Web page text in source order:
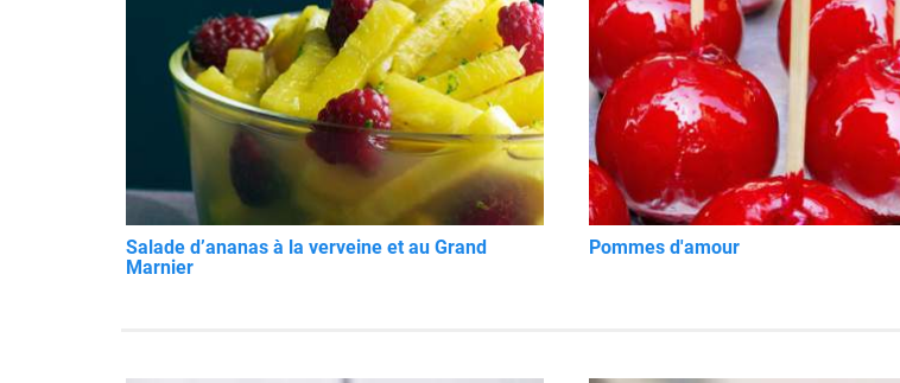
Salade d’ananas à la verveine et au Grand
Marnier
Pommes d'amour